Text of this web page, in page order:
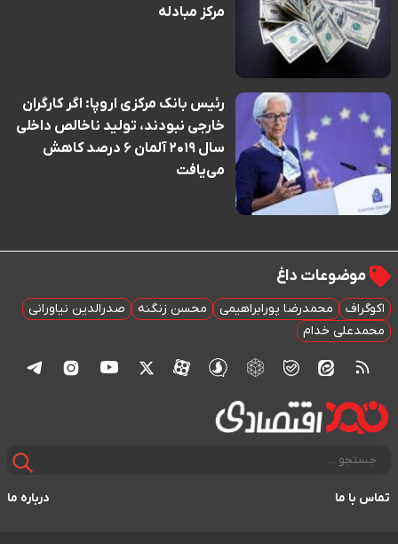
مرکز مبادله
رئیس بانک مرکزی اروپا: اگر کارگران
خارجی نبودند، تولید ناخالص داخلی
سال ۲۰۱۹ آلمان ۶ درصد کاهش
می‌یافت
موضوعات داغ
اکوگراف محمدرضا پورابراهیمی محسن زنگنه
صدرالدین نیاورانی
محمدعلی خدام
تماس با ما درباره ما